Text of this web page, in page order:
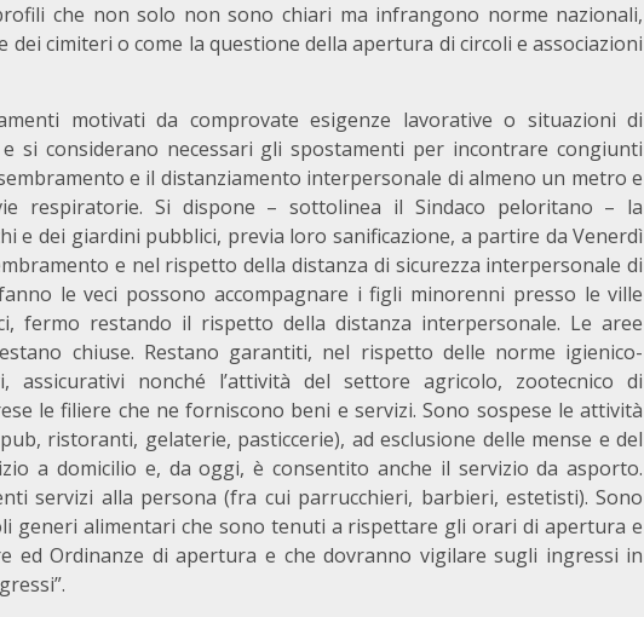
che non solo non sono chiari ma infrangono norme nazionali,
cimiteri o come la questione della apertura di circoli e associazioni
motivati da comprovate esigenze lavorative o situazioni di
si considerano necessari gli spostamenti per incontrare congiunti
e il distanziamento interpersonale di almeno un metro e
respiratorie. Si dispone – sottolinea il Sindaco peloritano – la
e dei giardini pubblici, previa loro sanificazione, a partire da Venerdì
e nel rispetto della distanza di sicurezza interpersonale di
le veci possono accompagnare i figli minorenni presso le ville
fermo restando il rispetto della distanza interpersonale. Le aree
chiuse. Restano garantiti, nel rispetto delle norme igienico-
assicurativi nonché l’attività del settore agricolo, zootecnico di
le filiere che ne forniscono beni e servizi. Sono sospese le attività
ristoranti, gelaterie, pasticcerie), ad esclusione delle mense e del
a domicilio e, da oggi, è consentito anche il servizio da asporto.
servizi alla persona (fra cui parrucchieri, barbieri, estetisti). Sono
generi alimentari che sono tenuti a rispettare gli orari di apertura e
ed Ordinanze di apertura e che dovranno vigilare sugli ingressi in